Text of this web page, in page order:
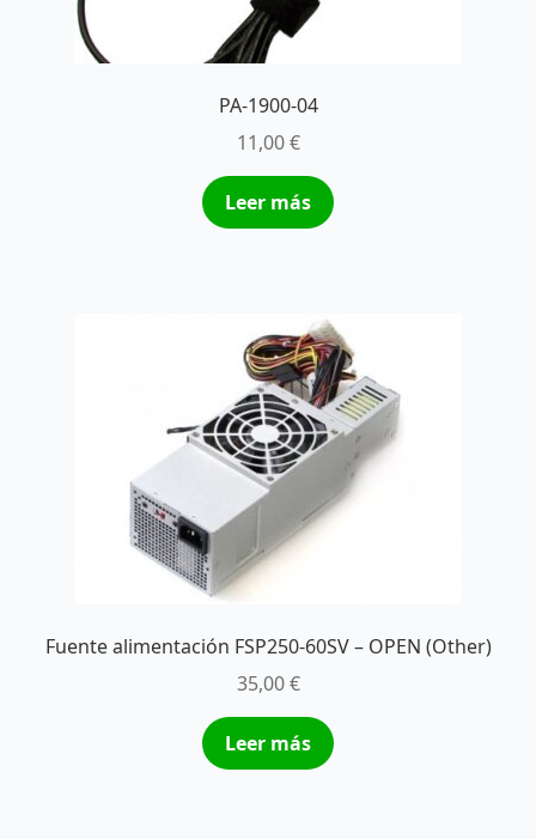
PA-1900-04
11,00€
Leer más
Fuente alimentación FSP250-60SV – OPEN (Other)
35,00€
Leer más